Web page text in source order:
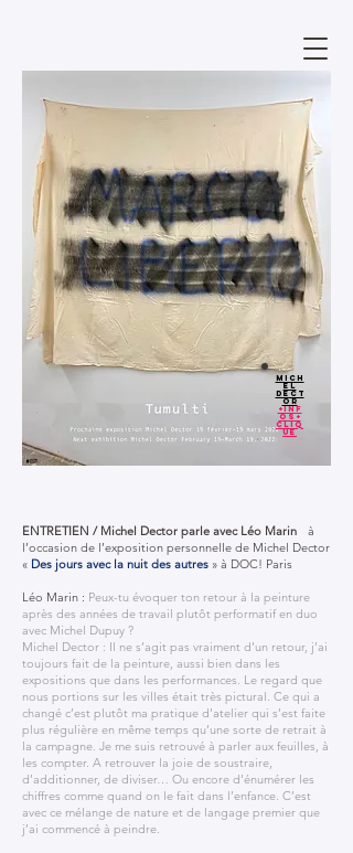
MICH
EL
DECT
OR
+inf
os+
CLIQ
UE
ENTRETIEN / Michel Dector parle avec Léo Marin
à
l’occasion de l’exposition personnelle de Michel Dector
« Des jours avec la nuit des autres » à DOC! Paris
Léo Marin : Peux-tu évoquer ton retour à la peinture
après des années de travail plutôt performatif en duo
avec Michel Dupuy ?
Michel Dector : Il ne s’agit pas vraiment d’un retour, j’ai
toujours fait de la peinture, aussi bien dans les
expositions que dans les performances. Le regard que
nous portions sur les villes était très pictural. Ce qui a
changé c’est plutôt ma pratique d’atelier qui s’est faite
plus régulière en même temps qu’une sorte de retrait à
la campagne. Je me suis retrouvé à parler aux feuilles, à
les compter. A retrouver la joie de soustraire,
d’additionner, de diviser… Ou encore d’énumérer les
chiffres comme quand on le fait dans l’enfance. C’est
avec ce mélange de nature et de langage premier que
j’ai commencé à peindre.